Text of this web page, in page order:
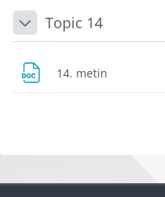
DaraltTopic 14
14. metin